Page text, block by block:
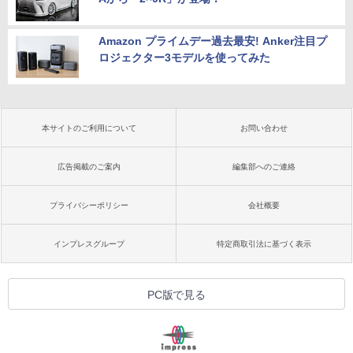
Amazon プライムデー過去最安! Anker注目プ
ロジェクター3モデルを使ってみた
本サイトのご利用について お問い合わせ
広告掲載のご案内 編集部へのご連絡
プライバシーポリシー 会社概要
インプレスグループ 特定商取引法に基づく表示
PC版で見る